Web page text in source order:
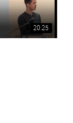
20:25